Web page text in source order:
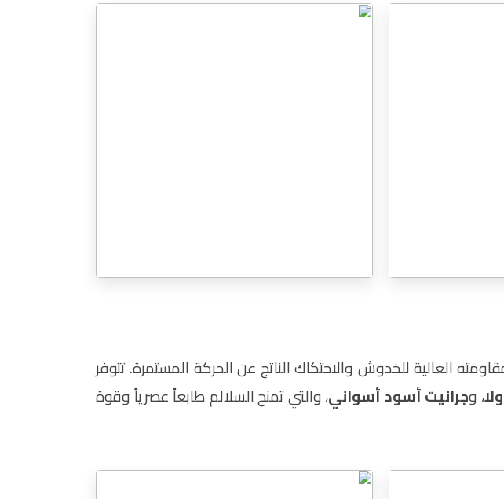
العالية للخدوش والاحتكاك الناتج عن الحركة المستمرة. تتوفر
، وجرانيت أسود أسواني، والتي تمنح السلالم طابعاً عصرياً وقوة